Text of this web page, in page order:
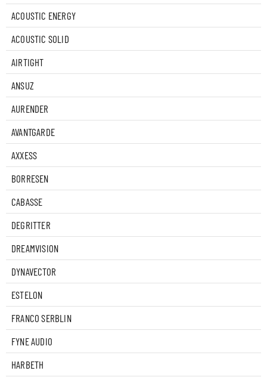
ACOUSTIC ENERGY
ACOUSTIC SOLID
AIRTIGHT
ANSUZ
AURENDER
AVANTGARDE
AXXESS
BORRESEN
CABASSE
DEGRITTER
DREAMVISION
DYNAVECTOR
ESTELON
FRANCO SERBLIN
FYNE AUDIO
HARBETH